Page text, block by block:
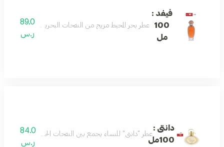
فيفد :
100
مل
عطر بحر المحيط مزيج من النفحات البحرية والأخشاب
89.0
ر.س
دانتى :
100مل
عطر "دانتي" للنساء يجمع بين النفحات الحلوة والعميقة
84.0
ر.س